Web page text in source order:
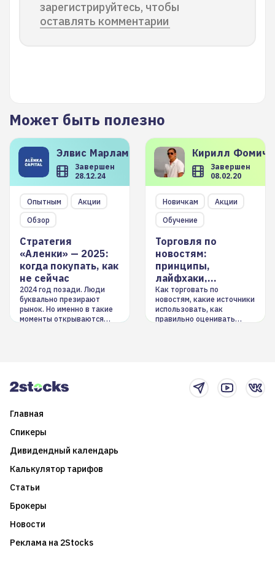
зарегистрируйтесь, чтобы
оставлять комментарии
Может быть полезно
Элвис Марламов
Завершен
28.12.24
Опытным
Акции
Обзор
Стратегия
«Аленки» — 2025:
когда покупать, как
не сейчас
2024 год позади. Люди
буквально презирают
рынок. Но именно в такие
моменты открываются
Кирилл
Завершен
08.02.20
Новичкам
Акции
Обучение
Торговля по
новостям:
принципы,
лайфхаки,
инструменты
Как торговать по
новостям, какие источники
использовать, как
правильно оценивать
Главная
Спикеры
Дивидендный календарь
Калькулятор тарифов
Статьи
Брокеры
Новости
Реклама на 2Stocks